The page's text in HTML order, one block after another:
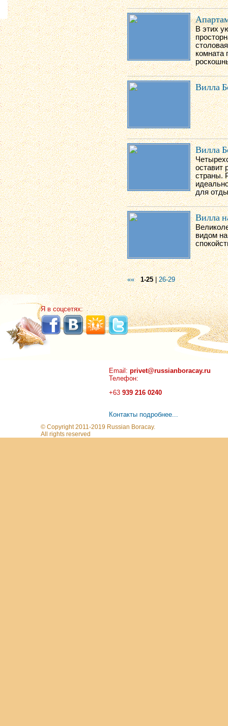
В этих
комната
Вилла
Вилла
оставит
страны.
для
Вилла
видом
«« 1-25|26-29
Я в соцсетях:
Email: privet@russianboracay.ru
Телефон:
+63 939 216 0240
Контакты подробнее...
© Copyright 2011-2019 Russian Boracay.
All rights reserved